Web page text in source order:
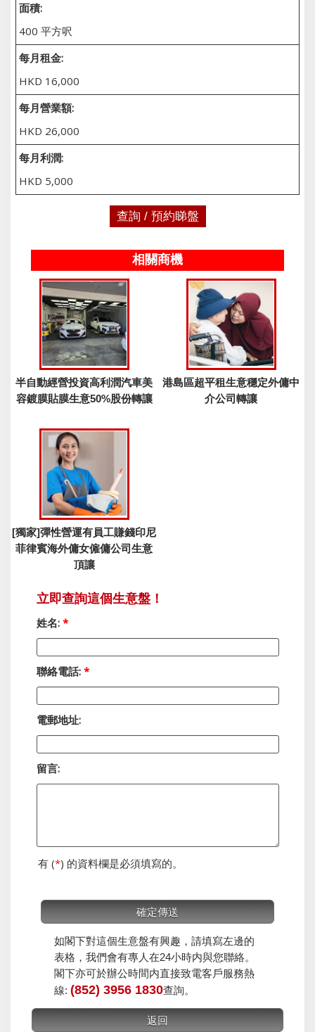
面積:
400 平方呎
每月租金:
HKD 16,000
每月營業額:
HKD 26,000
每月利潤:
HKD 5,000
查詢 / 預約睇盤
相關商機
半自動經營投資高利潤汽車美
容鍍膜貼膜生意50%股份轉讓
港島區超平租生意穩定外傭中
介公司轉讓
[獨家]彈性營運有員工賺錢印尼
菲律賓海外傭女僱傭公司生意
頂讓
立即查詢這個生意盤！
姓名: *
聯絡電話: *
電郵地址:
留言:
有 (*) 的資料欄是必須填寫的。
如閣下對這個生意盤有興趣，請填寫左邊的
表格，我們會有專人在24小時内與您聯絡。
閣下亦可於辦公時間内直接致電客戶服務熱
線: (852) 3956 1830查詢。